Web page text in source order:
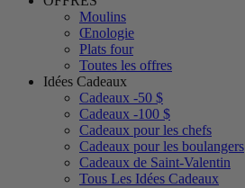
Moulins
Œnologie
Plats four
Toutes les offres
Idées Cadeaux
Cadeaux -50 $
Cadeaux -100 $
Cadeaux pour les chefs
Cadeaux pour les boulangers
Cadeaux de Saint-Valentin
Tous Les Idées Cadeaux